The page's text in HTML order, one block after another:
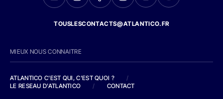
TOUSLESCONTACTS@ATLANTICO.FR
MIEUX NOUS CONNAITRE
ATLANTICO C'EST QUI, C'EST QUOI ?
/
LE RESEAU D'ATLANTICO
/ CONTACT